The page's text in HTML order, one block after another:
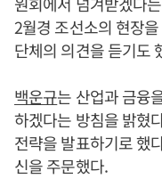
2월경 조선소의 현장
단체의 의견을 듣기도
백운규는 산업과 금융
하겠다는 방침을 밝혔
전략을 발표하기로 했
신을 주문했다.